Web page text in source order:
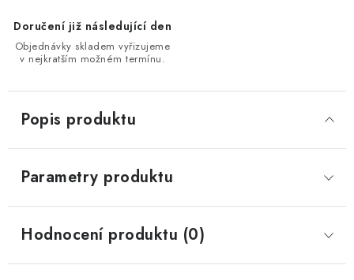
Doručení již následující den
Objednávky skladem vyřizujeme
v nejkratším možném termínu.
Popis produktu
Parametry produktu
Hodnocení produktu (0)